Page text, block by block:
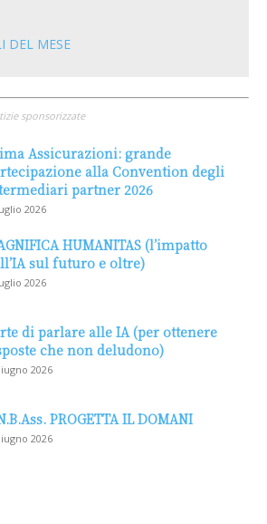
DEL MESE
sponsorizzate
Assicurazioni: grande
alla Convention degli
partner 2026
2026
HUMANITAS (l’impatto
sul futuro e oltre)
2026
di parlare alle IA (per ottenere
che non deludono)
2026
PROGETTA IL DOMANI
2026